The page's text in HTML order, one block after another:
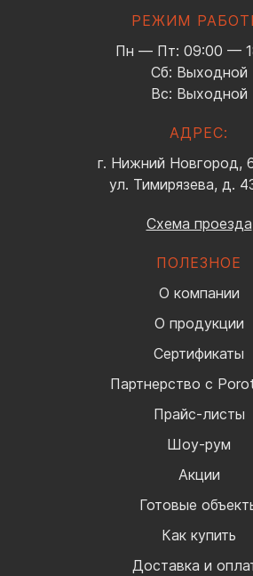
РЕЖИМ
Пн — Пт: 09:00 —
Сб: Выходной
Вс: Выходной
АДРЕС:
г. Нижний Новгород,
ул. Тимирязева, д.
Схема проезда
ПОЛЕЗНОЕ
О компании
О продукции
Сертификаты
Партнерство с
Прайс-листы
Шоу-рум
Акции
Готовые
Как купить
Доставка и